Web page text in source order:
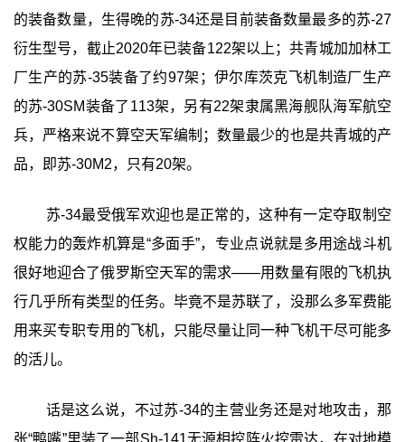
的装备数量，生得晚的苏-34还是目前装备数量最多的苏-27
衍生型号，截止2020年已装备122架以上；共青城加加林工
厂生产的苏-35装备了约97架；伊尔库茨克飞机制造厂生产
的苏-30SM装备了113架，另有22架隶属黑海舰队海军航空
兵，严格来说不算空天军编制；数量最少的也是共青城的产
品，即苏-30M2，只有20架。
苏-34最受俄军欢迎也是正常的，这种有一定夺取制空
权能力的轰炸机算是“多面手”，专业点说就是多用途战斗机
很好地迎合了俄罗斯空天军的需求——用数量有限的飞机执
行几乎所有类型的任务。毕竟不是苏联了，没那么多军费能
用来买专职专用的飞机，只能尽量让同一种飞机干尽可能多
的活儿。
话是这么说，不过苏-34的主营业务还是对地攻击，那
张“鸭嘴”里装了一部Sh-141无源相控阵火控雷达，在对地模